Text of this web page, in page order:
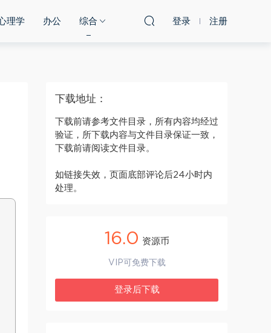
理学 办公 综合 登录 注册
下载地址：
下载前请参考文件目录，所有内容均经过
验证，所下载内容与文件目录保证一致，
下载前请阅读文件目录。
如链接失效，页面底部评论后24小时内
处理。
16.0 资源币
VIP可免费下载
登录后下载